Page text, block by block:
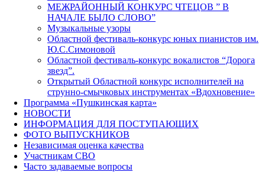
МЕЖРАЙОННЫЙ КОНКУРС ЧТЕЦОВ ” В
НАЧАЛЕ БЫЛО СЛОВО”
Музыкальные узоры
Областной фестиваль-конкурс юных пианистов им.
Ю.С.Симоновой
Областной фестиваль-конкурс вокалистов “Дорога
звезд”.
Открытый Областной конкурс исполнителей на
струнно-смычковых инструментах «Вдохновение»
Программа «Пушкинская карта»
НОВОСТИ
ИНФОРМАЦИЯ ДЛЯ ПОСТУПАЮЩИХ
ФОТО ВЫПУСКНИКОВ
Независимая оценка качества
Участникам СВО
Часто задаваемые вопросы